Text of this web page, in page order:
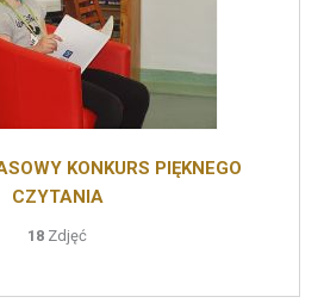
KONKURS PIĘKNEGO
CZYTANIA
18 Zdjęć